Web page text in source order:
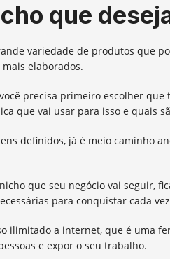
que
variedade de produtos que
elaborados.
precisa primeiro escolher
que vai usar para isso e quais
definidos, já é meio caminho
que seu negócio vai seguir,
para conquistar cada
ilimitado a internet, que é uma
e expor o seu trabalho.